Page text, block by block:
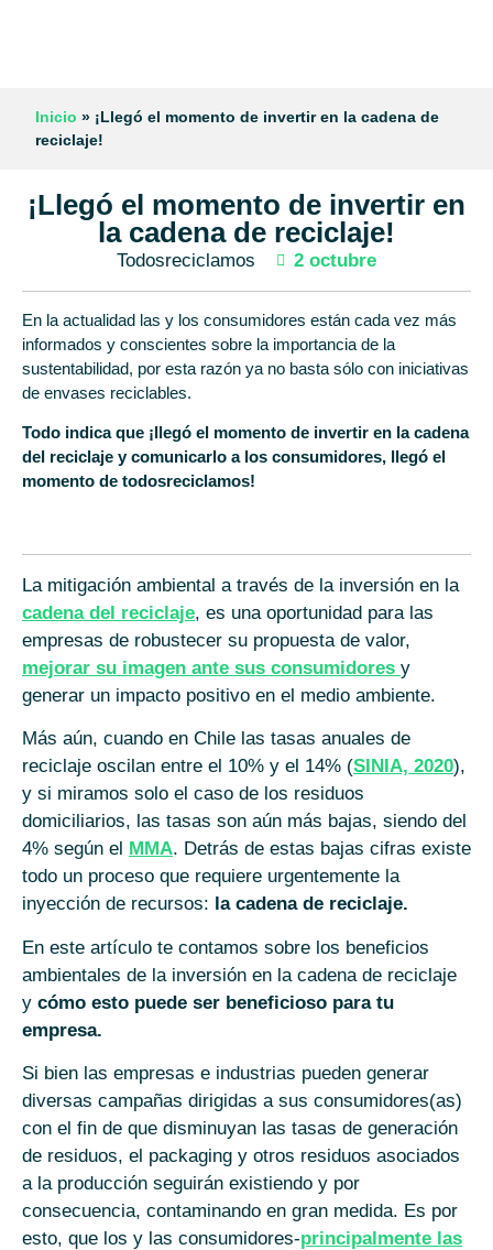
Inicio » ¡Llegó el momento de invertir en la cadena de
reciclaje!
¡Llegó el momento de invertir en
la cadena de reciclaje!
Todosreciclamos 2 octubre
En la actualidad las y los consumidores están cada vez más
informados y conscientes sobre la importancia de la
sustentabilidad, por esta razón ya no basta sólo con iniciativas
de envases reciclables.
Todo indica que ¡llegó el momento de invertir en la cadena
del reciclaje y comunicarlo a los consumidores, llegó el
momento de todosreciclamos!
La mitigación ambiental a través de la inversión en la
cadena del reciclaje, es una oportunidad para las
empresas de robustecer su propuesta de valor,
mejorar su imagen ante sus consumidores y
generar un impacto positivo en el medio ambiente.
Más aún, cuando en Chile las tasas anuales de
reciclaje oscilan entre el 10% y el 14% (SINIA, 2020),
y si miramos solo el caso de los residuos
domiciliarios, las tasas son aún más bajas, siendo del
4% según el
MMA. Detrás de estas bajas cifras existe
todo un proceso que requiere urgentemente la
inyección de recursos: la cadena de reciclaje.
En este artículo te contamos sobre los beneficios
ambientales de la inversión en la cadena de reciclaje
y cómo esto puede ser beneficioso para tu
empresa.
Si bien las empresas e industrias pueden generar
diversas campañas dirigidas a sus consumidores(as)
con el fin de que disminuyan las tasas de generación
de residuos, el packaging y otros residuos asociados
a la producción seguirán existiendo y por
consecuencia, contaminando en gran medida. Es por
esto, que los y las consumidores-principalmente las